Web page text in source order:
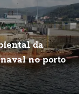
da
no porto